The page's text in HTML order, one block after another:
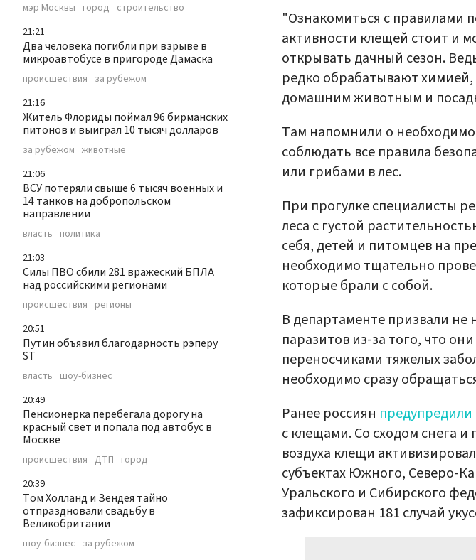
мэр Москвы город строительство
21:21
Два человека погибли при взрыве в
микроавтобусе в пригороде Дамаска
происшествия за рубежом
21:16
Житель Флориды поймал 96 бирманских
питонов и выиграл 10 тысяч долларов
за рубежом животные
21:06
ВСУ потеряли свыше 6 тысяч военных и
14 танков на добропольском
направлении
власть политика
21:03
Силы ПВО сбили 281 вражеский БПЛА
над российскими регионами
происшествия регионы
20:51
Путин объявил благодарность рэперу
ST
власть шоу-бизнес
20:49
Пенсионерка перебегала дорогу на
красный свет и попала под автобус в
Москве
происшествия ДТП город
20:39
Том Холланд и Зендея тайно
отпраздновали свадьбу в
Великобритании
шоу-бизнес за рубежом
"Ознакомиться с правилами
активности клещей стоит и
открывать дачный сезон.
редко обрабатывают
домашним животным и
Там напомнили о
соблюдать все правила
или грибами в лес.
При прогулке специалисты
леса с густой
себя, детей и питомцев на
необходимо тщательно
которые брали с собой.
В департаменте призвали не
паразитов из-за того, что
переносчиками тяжелых
необходимо сразу
Ранее россиян предупредили
с клещами. Со сходом снега
воздуха клещи
субъектах Южного, Северо-
Уральского и Сибирского
зафиксирован 181 случай